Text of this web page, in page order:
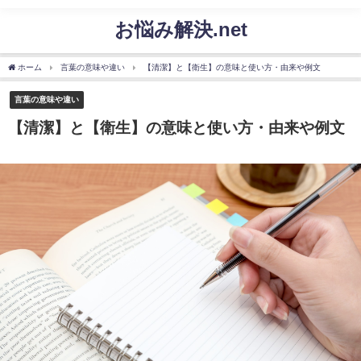
お悩み解決.net
ホーム 言葉の意味や違い 【清潔】と【衛生】の意味と使い方・由来や例文
言葉の意味や違い
【清潔】と【衛生】の意味と使い方・由来や例文